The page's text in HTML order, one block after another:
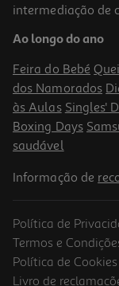
Champô Para Cão
26.63 €/Lt
7,99 €
intermediação de
Ao longo do ano
Feira do Bebé
dos Namorados
às Aulas Singles'
Boxing Days
saudável
Informação de
Política de
Termos e
Política de Cookies
Livro de